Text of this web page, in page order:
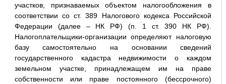
участков, признаваемых объектом налогообложения в
соответствии со ст. 389 Налогового кодекса Российской
Федерации (далее – НК РФ) (п. 1 ст. 390 НК РФ).
Налогоплательщики-организации определяют налоговую
базу самостоятельно на основании сведений
государственного кадастра недвижимости о каждом
земельном участке, принадлежащем им на праве
собственности или праве постоянного (бессрочного)